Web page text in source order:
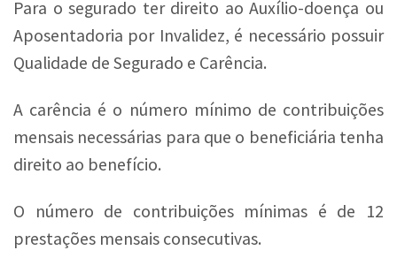
Para o segurado ter direito ao Auxílio-doença ou
Aposentadoria por Invalidez, é necessário possuir
Qualidade de Segurado e Carência.
A carência é o número mínimo de contribuições
mensais necessárias para que o beneficiária tenha
direito ao benefício.
O número de contribuições mínimas é de 12
prestações mensais consecutivas.